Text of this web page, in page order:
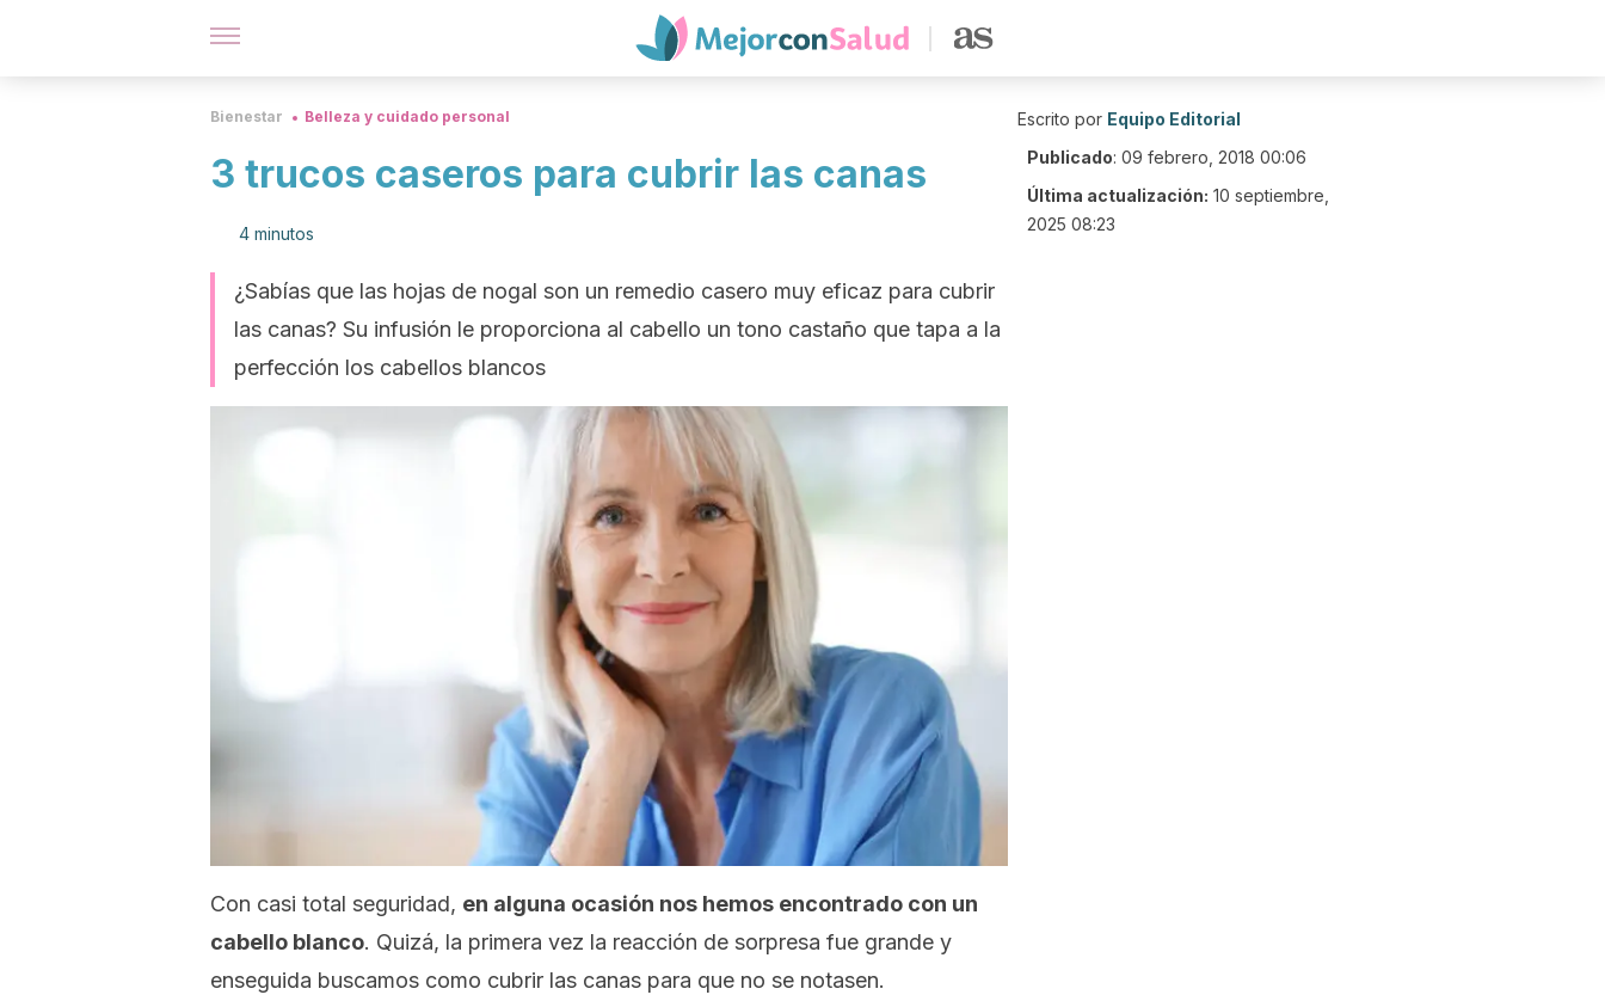
Bienestar Belleza y cuidado personal
3 trucos caseros para cubrir las canas
4 minutos
¿Sabías que las hojas de nogal son un remedio casero muy eficaz para cubrir
las canas? Su infusión le proporciona al cabello un tono castaño que tapa a la
perfección los cabellos blancos
Con casi total seguridad, en alguna ocasión nos hemos encontrado con un
cabello blanco. Quizá, la primera vez la reacción de sorpresa fue grande y
enseguida buscamos como cubrir las canas para que no se notasen.
Escrito por Equipo Editorial
Publicado: 09 febrero, 2018 00:06
Última actualización: 10 septiembre,
2025 08:23